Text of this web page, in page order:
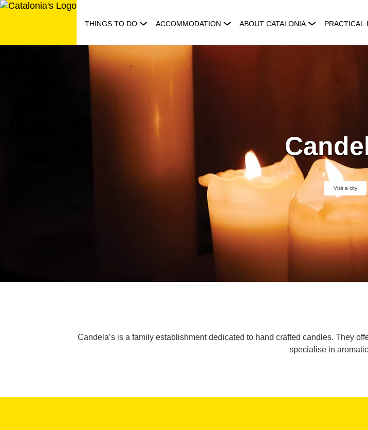
Skip
THINGS TO DO ACCOMMODATION ABOUT CATALONIA PRACTICAL
Visit a city
Candela’s is a family establishment dedicated to hand crafted candles. They
specialise in